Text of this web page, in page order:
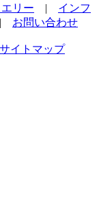
リー | インフ
お問い合わせ
サイトマップ